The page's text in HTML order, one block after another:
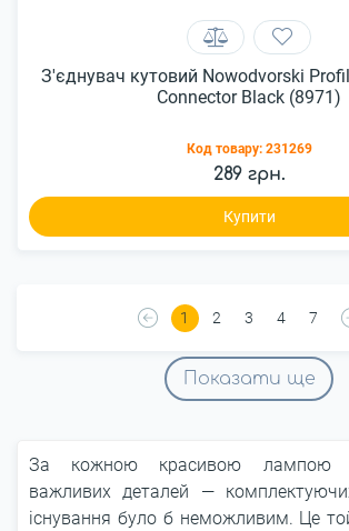
З'єднувач кутовий Nowodvorski
Connector Black (8971)
Код товару: 231269
289 грн.
Купити
1 2 3 4 7
Показати ще
За кожною красивою лампою
важливих деталей —
існування було б неможливим. Це